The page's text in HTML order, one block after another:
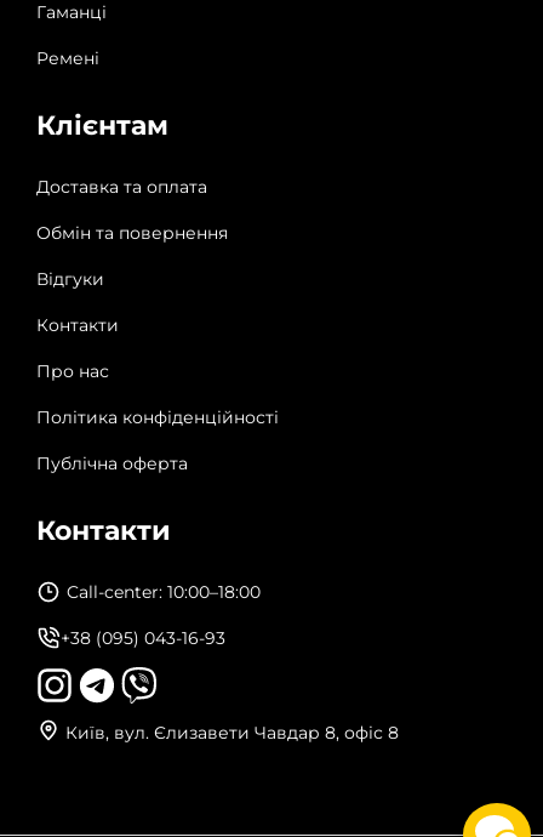
Гаманці
Ремені
Клієнтам
Доставка та оплата
Обмін та повернення
Відгуки
Контакти
Про нас
Політика конфіденційності
Публічна оферта
Контакти
Call-center: 10:00–18:00
+38 (095) 043-16-93
Київ, вул. Єлизавети Чавдар 8, офіс 8